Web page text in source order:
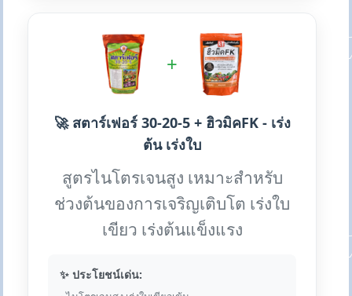
+
🚀 สตาร์เฟอร์ 30-20-5 + ฮิวมิคFK - เร่ง
ต้น เร่งใบ
สูตรไนโตรเจนสูง เหมาะสำหรับ
ช่วงต้นของการเจริญเติบโต เร่งใบ
เขียว เร่งต้นแข็งแรง
✨ ประโยชน์เด่น: